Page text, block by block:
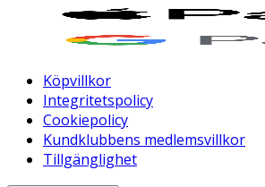
Köpvillkor
Integritetspolicy
Cookiepolicy
Kundklubbens medlemsvillkor
Tillgänglighet